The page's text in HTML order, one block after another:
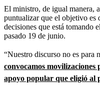
El ministro, de igual manera,
puntualizar que el objetivo es
decisiones que está tomando
pasado 19 de junio.
“Nuestro discurso no es para
convocamos movilizaciones
apoyo popular que eligió al